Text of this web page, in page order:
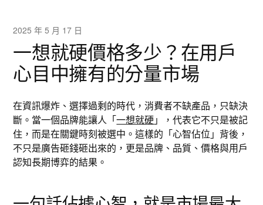
2025 年 5 月 17 日
一想就硬價格多少？在用戶
心目中擁有的分量市場
在資訊爆炸、選擇過剩的時代，消費者不缺產品，只缺決
斷。當一個品牌能讓人「一想就硬」，代表它不只是被記
住，而是在關鍵時刻被選中。這樣的「心智佔位」背後，
不只是廣告砸錢砸出來的，更是品牌、品質、價格與用戶
認知長期博弈的結果。